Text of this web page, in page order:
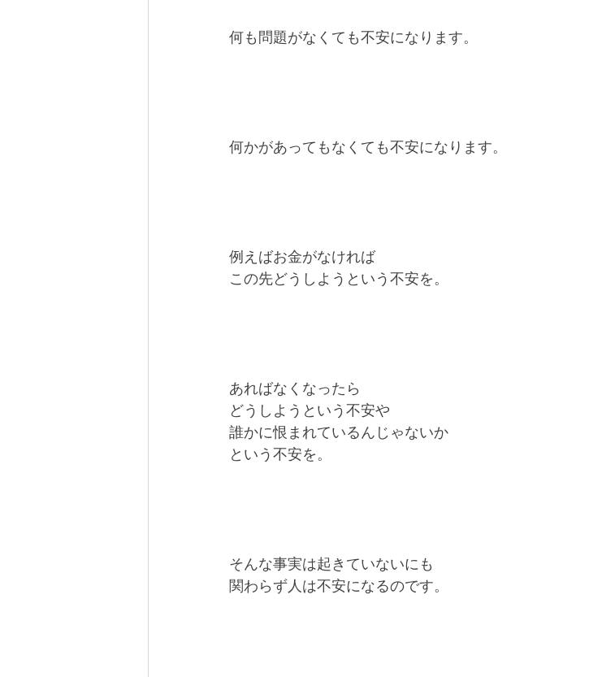
何も問題がなくても不安になります。
何かがあってもなくても不安になります。
例えばお金がなければ
この先どうしようという不安を。
あればなくなったら
どうしようという不安や
誰かに恨まれているんじゃないか
という不安を。
そんな事実は起きていないにも
関わらず人は不安になるのです。